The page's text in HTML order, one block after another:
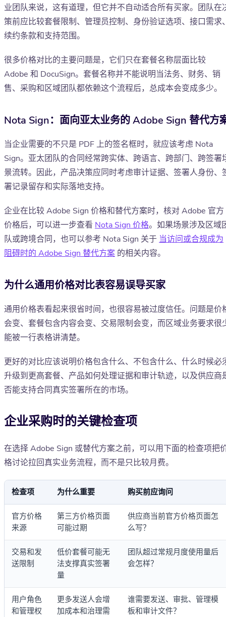
业团队来说，这有道理，但它并不自动适合所有买家。团队在
策前应比较套餐限制、管理员控制、身份验证选项、接口需求
续约条款和支持范围。
很多价格对比的主要问题是，它们只在套餐名称层面比较
Adobe 和 DocuSign。套餐名称并不能说明当法务、财务、销
售、采购和区域团队都依赖这个流程后，总成本会变成多少。
Nota Sign：面向亚太业务的 Adobe Sign 替代方
当企业需要的不只是 PDF 上的签名框时，就应该考虑 Nota
Sign。亚太团队的合同经常跨实体、跨语言、跨部门、跨签署
景流转。因此，产品决策应同时考虑审计证据、签署人身份、
署记录留存和实际落地支持。
企业在比较 Adobe Sign 价格和替代方案时，核对 Adobe 官方
价格后，可以进一步查看 Nota Sign 价格。如果场景涉及区域
队或跨境合同，也可以参考 Nota Sign 关于 当访问或合规成为
阻碍时的 Adobe Sign 替代方案 的相关内容。
为什么通用价格对比表容易误导买家
通用价格表看起来很省时间，也很容易被过度信任。问题是价
会变、套餐包含内容会变、交易限制会变，而区域业务要求很
能被一行表格讲清楚。
更好的对比应该说明价格包含什么、不包含什么、什么时候必
升级到更高套餐、产品如何处理证据和审计轨迹，以及供应商
否能支持合同真实签署所在的市场。
企业采购时的关键检查项
在选择 Adobe Sign 或替代方案之前，可以用下面的检查项把
格讨论拉回真实业务流程，而不是只比较月费。
检查项 为什么重要 购买前应询问
官方价格
来源
第三方价格页面
可能过期
供应商当前官方价格页面怎
么写？
交易和发
送限制
低价套餐可能无
法支撑真实签署
量
团队超过常规月度使用量后
会怎样？
用户角色
和管理权
更多发送人会增
加成本和治理需
谁需要发送、审批、管理模
板和审计文件？